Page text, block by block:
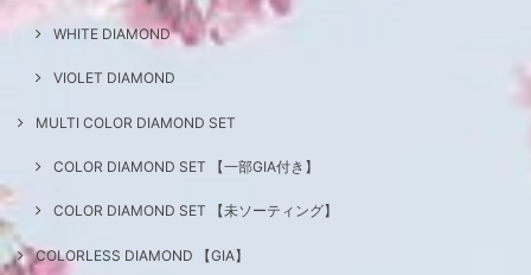
WHITE DIAMOND
VIOLET DIAMOND
MULTI COLOR DIAMOND SET
COLOR DIAMOND SET 【一部GIA付き】
COLOR DIAMOND SET 【未ソーティング】
COLORLESS DIAMOND 【GIA】